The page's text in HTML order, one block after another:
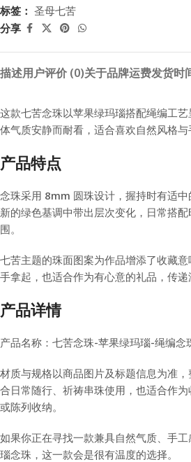
标签： 圣母七苦
分享
描述用户评价 (0)关于品牌运费发货时
这款七苦念珠以苹果绿玛瑙搭配绳编工
体气质安静而耐看，适合喜欢自然风格与
产品特点
念珠采用 8mm 圆珠设计，握持时有适
新的绿色基调中带出层次变化，日常搭
围。
七苦主题的珠面图案为作品增添了收藏
手拿起，也适合作为有心意的礼品，传递
产品详情
产品名称：七苦念珠-苹果绿玛瑙-绳编念
材质与规格以商品图片及标题信息为准
合日常随行、祈祷串珠使用，也适合作
或陈列收纳。
如果你正在寻找一款兼具自然气质、手
瑙念珠，这一款会是很有温度的选择。